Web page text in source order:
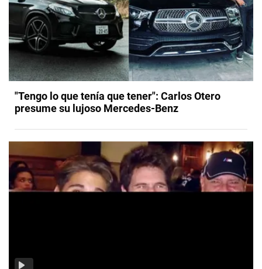
"Tengo lo que tenía que tener": Carlos Otero
presume su lujoso Mercedes-Benz